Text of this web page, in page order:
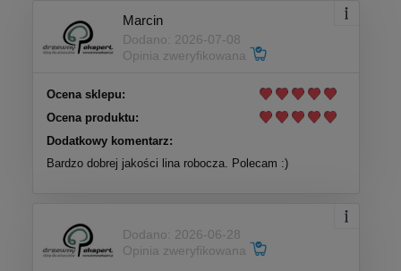
Marcin
Dodano: 2026-07-08
Opinia zweryfikowana
Ocena sklepu:
Ocena produktu:
Dodatkowy komentarz:
Bardzo dobrej jakości lina robocza. Polecam :)
Dodano: 2026-06-28
Opinia zweryfikowana